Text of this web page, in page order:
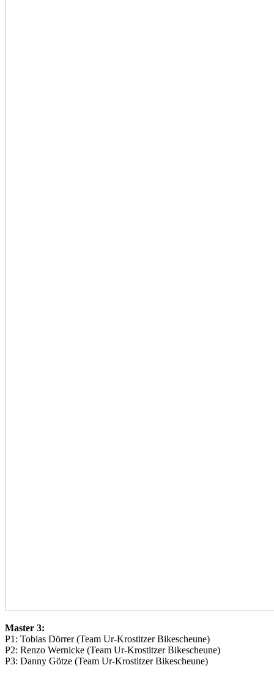
Master 3:
P1: Tobias Dörrer (Team Ur-Krostitzer Bikescheune)
P2: Renzo Wernicke (Team Ur-Krostitzer Bikescheune)
P3: Danny Götze (Team Ur-Krostitzer Bikescheune)